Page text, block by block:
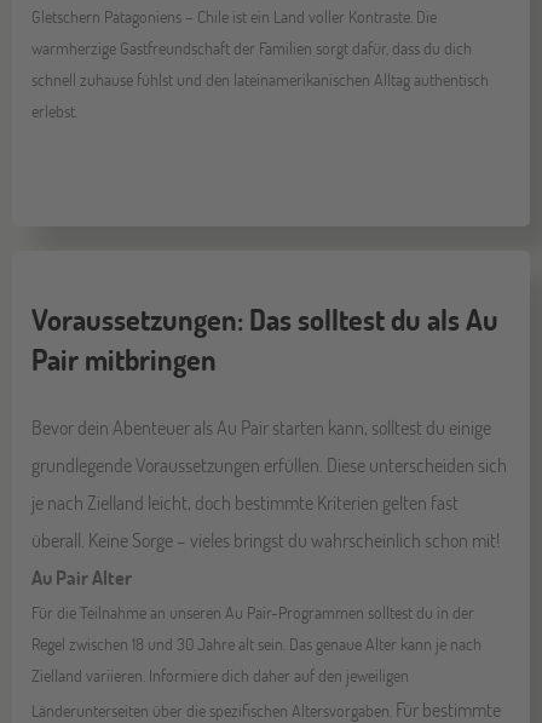
Gletschern Patagoniens – Chile ist ein Land voller Kontraste. Die
warmherzige Gastfreundschaft der Familien sorgt dafür, dass du dich
schnell zuhause fühlst und den lateinamerikanischen Alltag authentisch
erlebst.
Voraussetzungen: Das solltest du als Au
Pair mitbringen
Bevor dein Abenteuer als Au Pair starten kann, solltest du einige
grundlegende Voraussetzungen erfüllen. Diese unterscheiden sich
je nach Zielland leicht, doch bestimmte Kriterien gelten fast
überall. Keine Sorge – vieles bringst du wahrscheinlich schon mit!
Au PairAlter
Für die Teilnahme an unseren Au Pair-Programmen solltest du in der
Regel zwischen 18 und 30 Jahre alt sein. Das genaue Alter kann je nach
Zielland variieren. Informiere dich daher auf den jeweiligen
Länderunterseiten über die spezifischen Altersvorgaben.​ Für bestimmte